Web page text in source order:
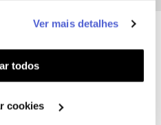
personalização e
aos seus interesses
Pode gerir a
em "Configurar
Ver mais detalhes
todos
cookies